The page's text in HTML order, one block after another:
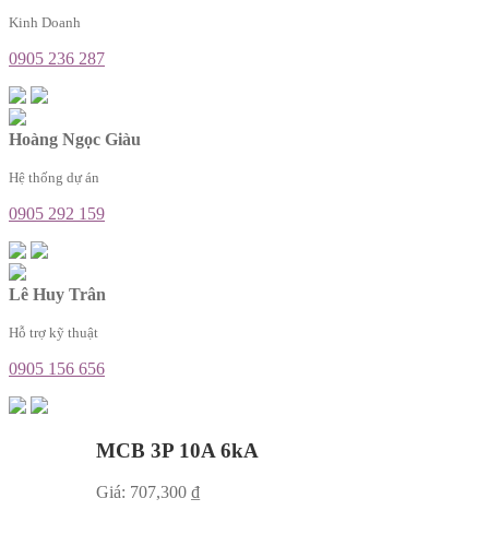
Kinh Doanh
0905 236 287
Hoàng Ngọc Giàu
Hệ thống dự án
0905 292 159
Lê Huy Trân
Hỗ trợ kỹ thuật
0905 156 656
MCB 3P 10A 6kA
Giá: 707,300 ₫